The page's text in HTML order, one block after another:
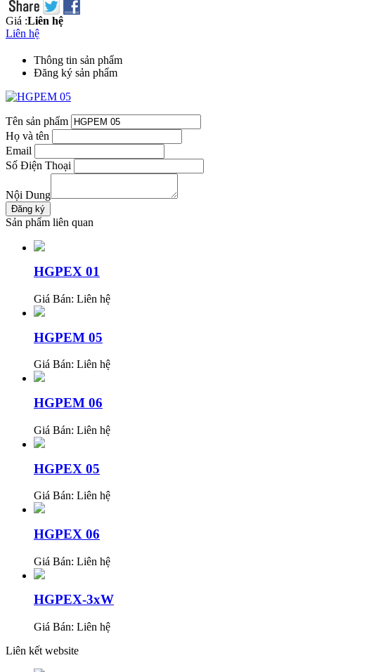
Giá :Liên hệ
Liên hệ
Thông tin sản phẩm
Đăng ký sản phẩm
Tên sản phẩm
Họ và tên
Email
Số Điện Thoại
Nội Dung
Sản phẩm liên quan
HGPEX 01
Giá Bán: Liên hệ
HGPEM 05
Giá Bán: Liên hệ
HGPEM 06
Giá Bán: Liên hệ
HGPEX 05
Giá Bán: Liên hệ
HGPEX 06
Giá Bán: Liên hệ
HGPEX-3xW
Giá Bán: Liên hệ
Liên kết website